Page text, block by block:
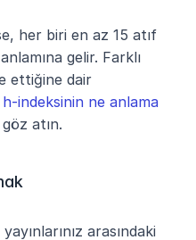
her biri en az 15 atıf
gelir. Farklı
ettiğine dair
indeksinin ne anlama
göz atın.